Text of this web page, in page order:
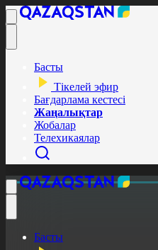
Басты
Тікелей эфир
Бағдарлама кестесі
Жаңалықтар
Жобалар
Телехикаялар
Басты